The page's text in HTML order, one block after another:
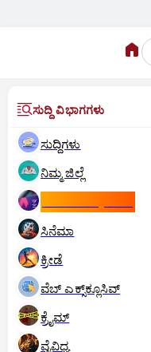
ಸುದ್ದಿ ವಿಭಾಗಗಳು
ಸುದ್ದಿಗಳು
ನಿಮ್ಮ ಜಿಲ್ಲೆ
ಸಿನೆಮಾ
ಕ್ರೀಡೆ
ವೆಬ್ ಎಕ್ಸ್‌ಕ್ಲೂಸಿವ್
ಕ್ರೈಮ್
ವೈವಿಧ್ಯ